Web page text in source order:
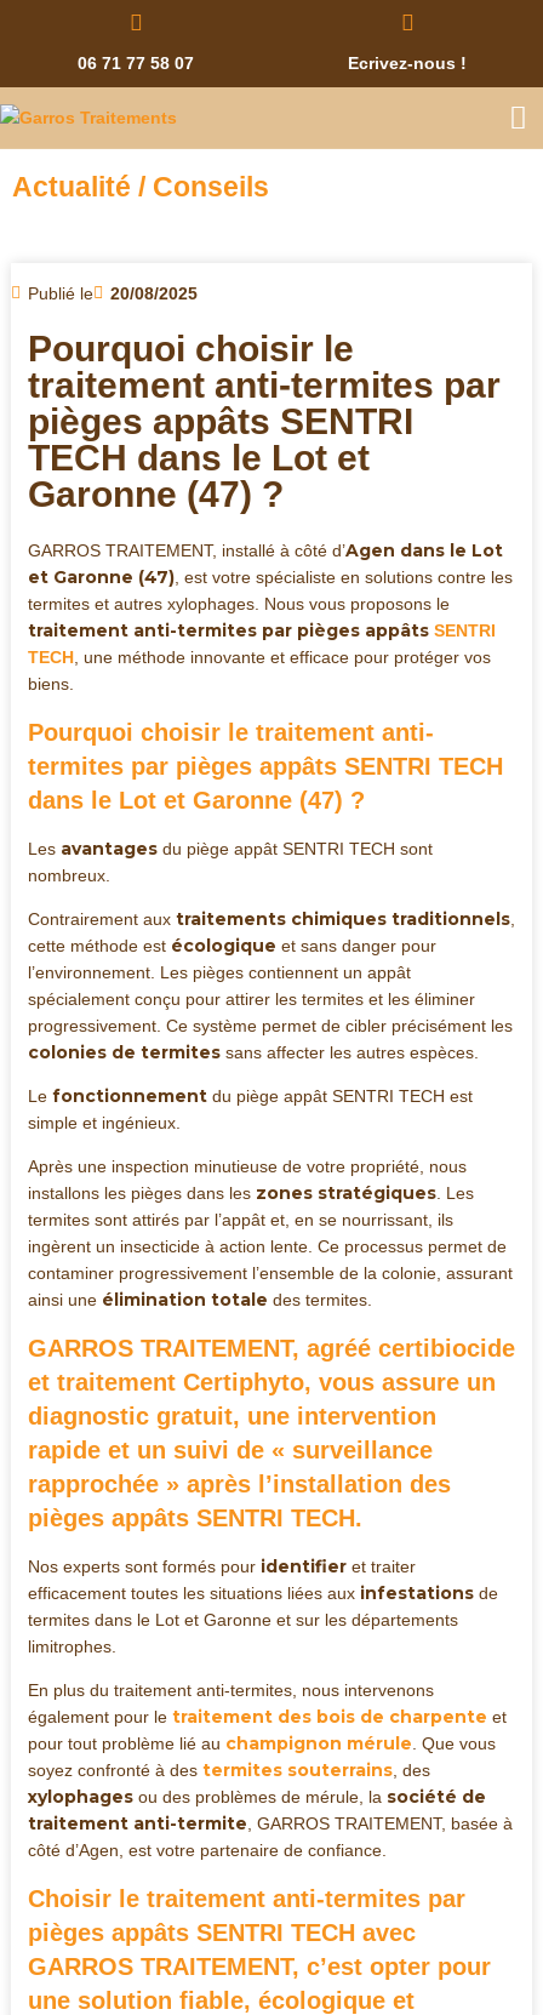
06 71 77 58 07 Ecrivez-nous !
Actualité / Conseils
Publié le 20/08/2025
Pourquoi choisir le
traitement anti-termites par
pièges appâts SENTRI
TECH dans le Lot et
Garonne (47) ?
GARROS TRAITEMENT, installé à côté d’Agen dans le Lot
et Garonne (47) , est votre spécialiste en solutions contre les
termites et autres xylophages. Nous vous proposons le
traitement anti-termites par pièges appâts SENTRI
TECH , une méthode innovante et efficace pour protéger vos
biens.
Pourquoi choisir le traitement anti-
termites par pièges appâts SENTRI TECH
dans le Lot et Garonne (47) ?
Les avantages du piège appât SENTRI TECH sont
nombreux.
Contrairement aux traitements chimiques traditionnels
cette méthode est écologique et sans danger pour
l’environnement. Les pièges contiennent un appât
spécialement conçu pour attirer les termites et les éliminer
progressivement. Ce système permet de cibler précisément les
colonies de termites sans affecter les autres espèces.
Le fonctionnement du piège appât SENTRI TECH est
simple et ingénieux.
Après une inspection minutieuse de votre propriété, nous
installons les pièges dans les zones stratégiques . Les
termites sont attirés par l’appât et, en se nourrissant, ils
ingèrent un insecticide à action lente. Ce processus permet de
contaminer progressivement l’ensemble de la colonie, assurant
ainsi une élimination totale des termites.
GARROS TRAITEMENT, agréé certibiocide
et traitement Certiphyto, vous assure un
diagnostic gratuit, une intervention
rapide et un suivi de « surveillance
rapprochée » après l’installation des
pièges appâts SENTRI TECH.
Nos experts sont formés pour identifier et traiter
efficacement toutes les situations liées aux infestations de
termites dans le Lot et Garonne et sur les départements
limitrophes.
En plus du traitement anti-termites, nous intervenons
également pour le traitement des bois de charpente et
pour tout problème lié au champignon mérule . Que vous
soyez confronté à des termites souterrains , des
xylophages ou des problèmes de mérule, la société de
traitement anti-termite , GARROS TRAITEMENT, basée à
côté d’Agen, est votre partenaire de confiance.
Choisir le traitement anti-termites par
pièges appâts SENTRI TECH avec
GARROS TRAITEMENT, c’est opter pour
une solution fiable, écologique et